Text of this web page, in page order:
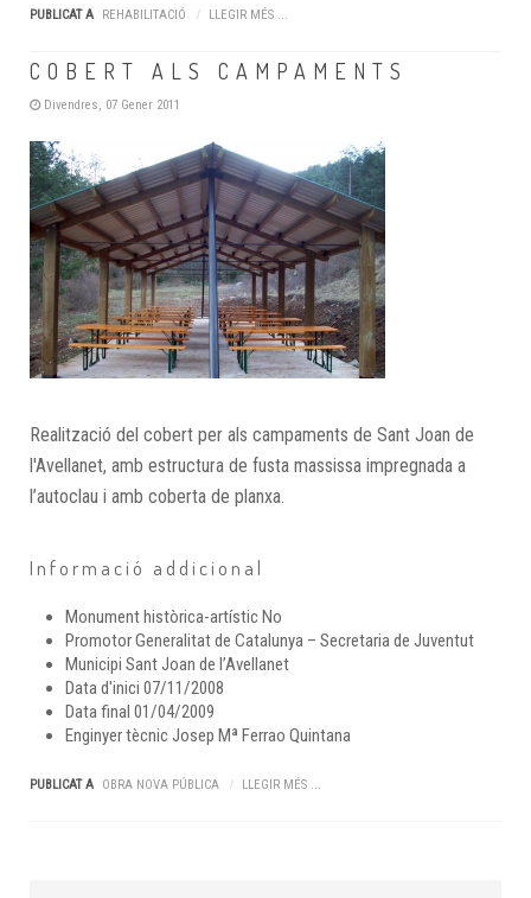
PUBLICAT A REHABILITACIÓ LLEGIR MÉS ...
COBERT ALS CAMPAMENTS
Divendres, 07 Gener 2011
Realització del cobert per als campaments de Sant Joan de
l'Avellanet, amb estructura de fusta massissa impregnada a
l’autoclau i amb coberta de planxa.
Informació addicional
Monument històrica-artísticNo
PromotorGeneralitat de Catalunya – Secretaria de Juventut
Municipi Sant Joan de l’Avellanet
Data d'inici 07/11/2008
Data final 01/04/2009
Enginyer tècnicJosep Mª Ferrao Quintana
PUBLICAT A OBRA NOVA PÚBLICA LLEGIR MÉS ...